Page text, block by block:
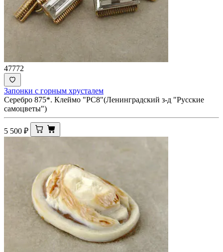
47772
Запонки с горным хрусталем
Серебро 875*. Клеймо "РС8"(Ленинградский з-д "Русские
самоцветы")
5 500 ₽